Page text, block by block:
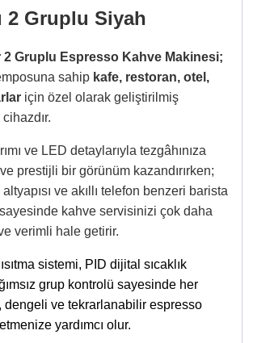
Gruplu Siyah
2 Gruplu Espresso Kahve Makinesi;
sahip kafe, restoran, otel,
için özel olarak geliştirilmiş
ve LED detaylarıyla tezgâhınıza
prestijli bir görünüm kazandırırken;
ve akıllı telefon benzeri barista
kahve servisinizi çok daha
verimli hale getirir.
sistemi, PID dijital sıcaklık
grup kontrolü sayesinde her
dengeli ve tekrarlanabilir espresso
yardımcı olur.